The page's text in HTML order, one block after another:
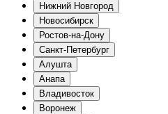
Нижний Новгород
Новосибирск
Ростов-на-Дону
Санкт-Петербург
Алушта
Анапа
Владивосток
Воронеж